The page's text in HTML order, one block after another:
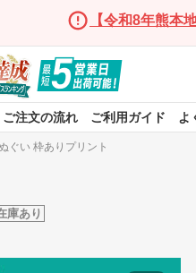
【令和8年熊本
ご注文の流れ ご利用ガイド よ
ぐい 枠ありプリント
庫あり